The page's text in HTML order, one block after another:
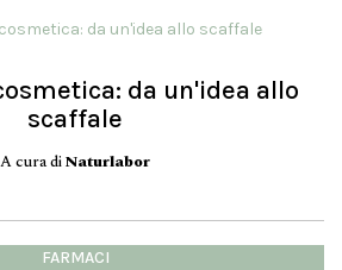
da un'idea allo
scaffale
A cura diNaturlabor
FARMACI